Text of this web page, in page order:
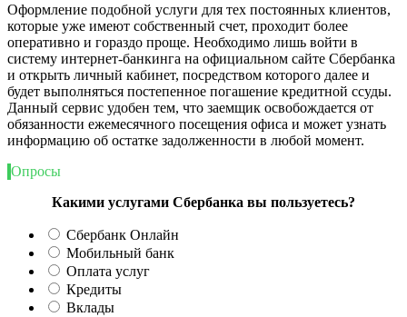
Оформление подобной услуги для тех постоянных клиентов,
которые уже имеют собственный счет, проходит более
оперативно и гораздо проще. Необходимо лишь войти в
систему интернет-банкинга на официальном сайте Сбербанка
и открыть личный кабинет, посредством которого далее и
будет выполняться постепенное погашение кредитной ссуды.
Данный сервис удобен тем, что заемщик освобождается от
обязанности ежемесячного посещения офиса и может узнать
информацию об остатке задолженности в любой момент.
Опросы
Какими услугами Сбербанка вы пользуетесь?
Сбербанк Онлайн
Мобильный банк
Оплата услуг
Кредиты
Вклады